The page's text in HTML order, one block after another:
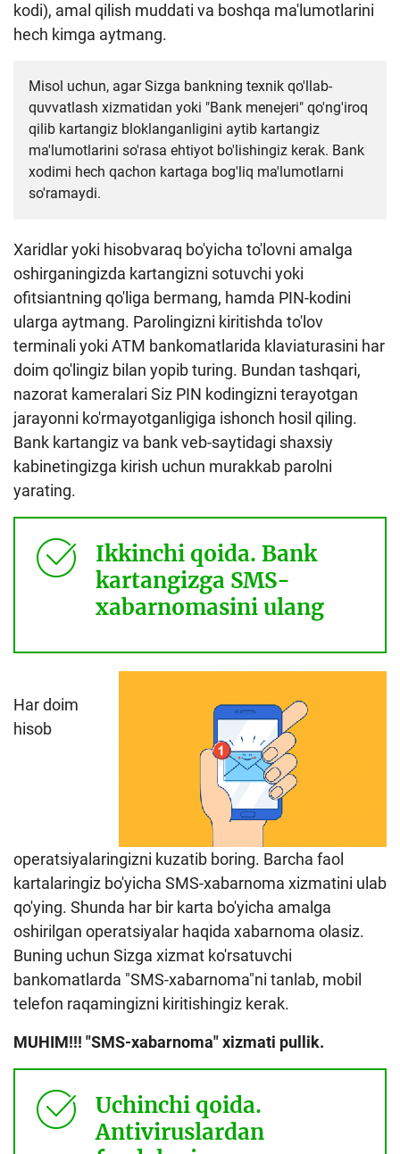
kodi), amal qilish muddati va boshqa ma'lumotlarini
hech kimga aytmang.
Misol uchun, agar Sizga bankning texnik qo'llab-
quvvatlash xizmatidan yoki "Bank menejeri" qo'ng'iroq
qilib kartangiz bloklanganligini aytib kartangiz
ma'lumotlarini so'rasa ehtiyot bo'lishingiz kerak. Bank
xodimi hech qachon kartaga bog'liq ma'lumotlarni
so'ramaydi.
Xaridlar yoki hisobvaraq bo'yicha to'lovni amalga
oshirganingizda kartangizni sotuvchi yoki
ofitsiantning qo'liga bermang, hamda PIN-kodini
ularga aytmang. Parolingizni kiritishda to'lov
terminali yoki ATM bankomatlarida klaviaturasini har
doim qo'lingiz bilan yopib turing. Bundan tashqari,
nazorat kameralari Siz PIN kodingizni terayotgan
jarayonni ko'rmayotganligiga ishonch hosil qiling.
Bank kartangiz va bank veb-saytidagi shaxsiy
kabinetingizga kirish uchun murakkab parolni
yarating.
Ikkinchi qoida. Bank
kartangizga SMS-
xabarnomasini ulang
Har doim
hisob
operatsiyalaringizni kuzatib boring. Barcha faol
kartalaringiz bo'yicha SMS-xabarnoma xizmatini ulab
qo'ying. Shunda har bir karta bo'yicha amalga
oshirilgan operatsiyalar haqida xabarnoma olasiz.
Buning uchun Sizga xizmat ko'rsatuvchi
bankomatlarda "SMS-xabarnoma"ni tanlab, mobil
telefon raqamingizni kiritishingiz kerak.
MUHIM!!! "SMS-xabarnoma" xizmati pullik.
Uchinchi qoida.
Antiviruslardan